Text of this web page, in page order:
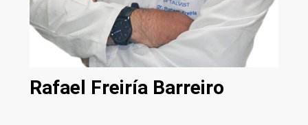
Rafael Freiría Barreiro